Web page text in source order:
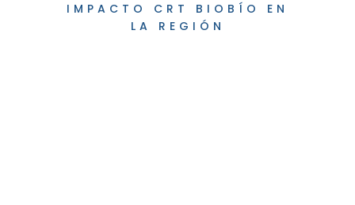
IMPACTO CRT BIOBÍO EN
LA REGIÓN